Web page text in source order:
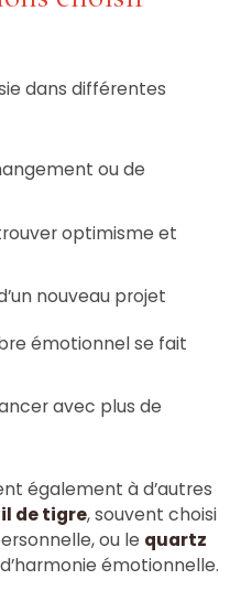
dans différentes
ou de
optimisme et
nouveau projet
émotionnel se fait
avec plus de
également à d’autres
de tigre, souvent choisi
ou le quartz
émotionnelle.